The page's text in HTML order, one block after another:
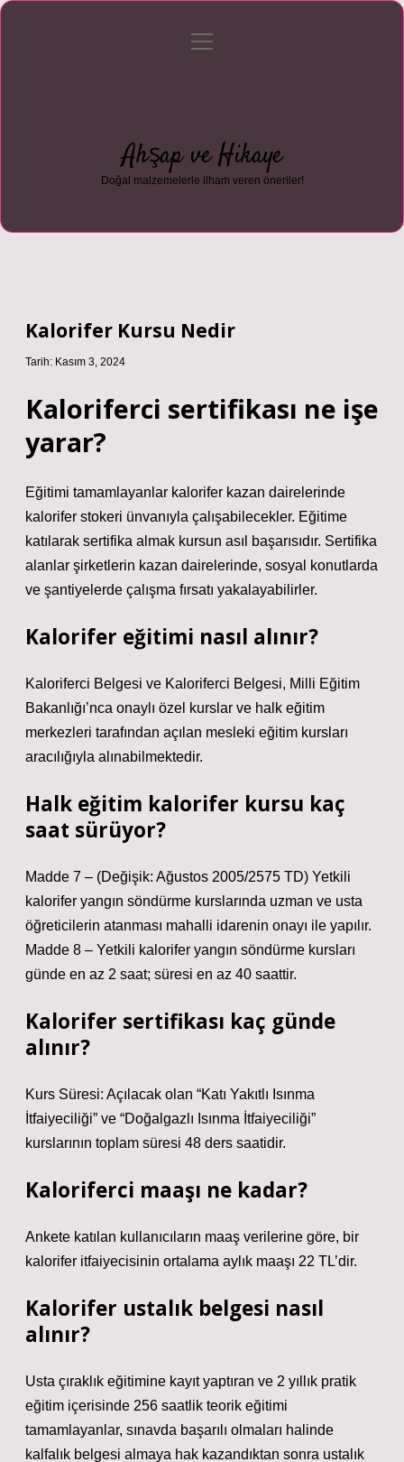
Gizlilik Politikası
menüyü
Ahşap ve Hikaye
Doğal malzemelerle ilham veren öneriler!
Kalorifer Kursu Nedir
Tarih: Kasım 3, 2024
Kaloriferci sertifikası ne işe
yarar?
Eğitimi tamamlayanlar kalorifer kazan dairelerinde
kalorifer stokeri ünvanıyla çalışabilecekler. Eğitime
katılarak sertifika almak kursun asıl başarısıdır. Sertifika
alanlar şirketlerin kazan dairelerinde, sosyal konutlarda
ve şantiyelerde çalışma fırsatı yakalayabilirler.
Kalorifer eğitimi nasıl alınır?
Kaloriferci Belgesi ve Kaloriferci Belgesi, Milli Eğitim
Bakanlığı’nca onaylı özel kurslar ve halk eğitim
merkezleri tarafından açılan mesleki eğitim kursları
aracılığıyla alınabilmektedir.
Halk eğitim kalorifer kursu kaç
saat sürüyor?
Madde 7 – (Değişik: Ağustos 2005/2575 TD) Yetkili
kalorifer yangın söndürme kurslarında uzman ve usta
öğreticilerin atanması mahalli idarenin onayı ile yapılır.
Madde 8 – Yetkili kalorifer yangın söndürme kursları
günde en az 2 saat; süresi en az 40 saattir.
Kalorifer sertifikası kaç günde
alınır?
Kurs Süresi: Açılacak olan “Katı Yakıtlı Isınma
İtfaiyeciliği” ve “Doğalgazlı Isınma İtfaiyeciliği”
kurslarının toplam süresi 48 ders saatidir.
Kaloriferci maaşı ne kadar?
Ankete katılan kullanıcıların maaş verilerine göre, bir
kalorifer itfaiyecisinin ortalama aylık maaşı 22 TL’dir.
Kalorifer ustalık belgesi nasıl
alınır?
Usta çıraklık eğitimine kayıt yaptıran ve 2 yıllık pratik
eğitim içerisinde 256 saatlik teorik eğitimi
tamamlayanlar, sınavda başarılı olmaları halinde
kalfalık belgesi almaya hak kazandıktan sonra ustalık